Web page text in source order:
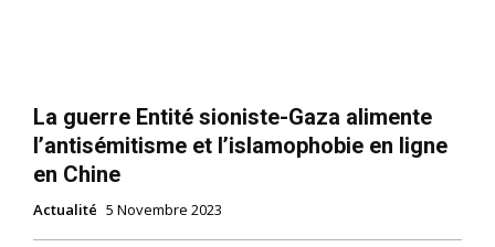
La guerre Entité sioniste-Gaza alimente
l’antisémitisme et l’islamophobie en ligne
en Chine
Actualité 5 Novembre 2023